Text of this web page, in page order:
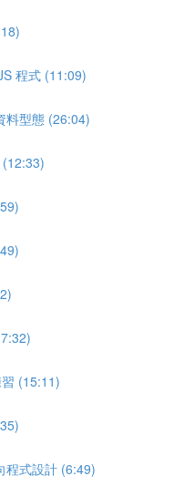
程式 (11:09)
料型態 (26:04)
(15:11)
程式設計 (6:49)